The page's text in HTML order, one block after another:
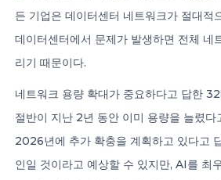
든 기업은 데이터센터 네트워크가 절대적
데이터센터에서 문제가 발생하면 전체 네
리기 때문이다.
네트워크 용량 확대가 중요하다고 답한
절반이 지난 2년 동안 이미 용량을 늘렸
2026년에 추가 확충을 계획하고 있다고
인일 것이라고 예상할 수 있지만, AI를 최